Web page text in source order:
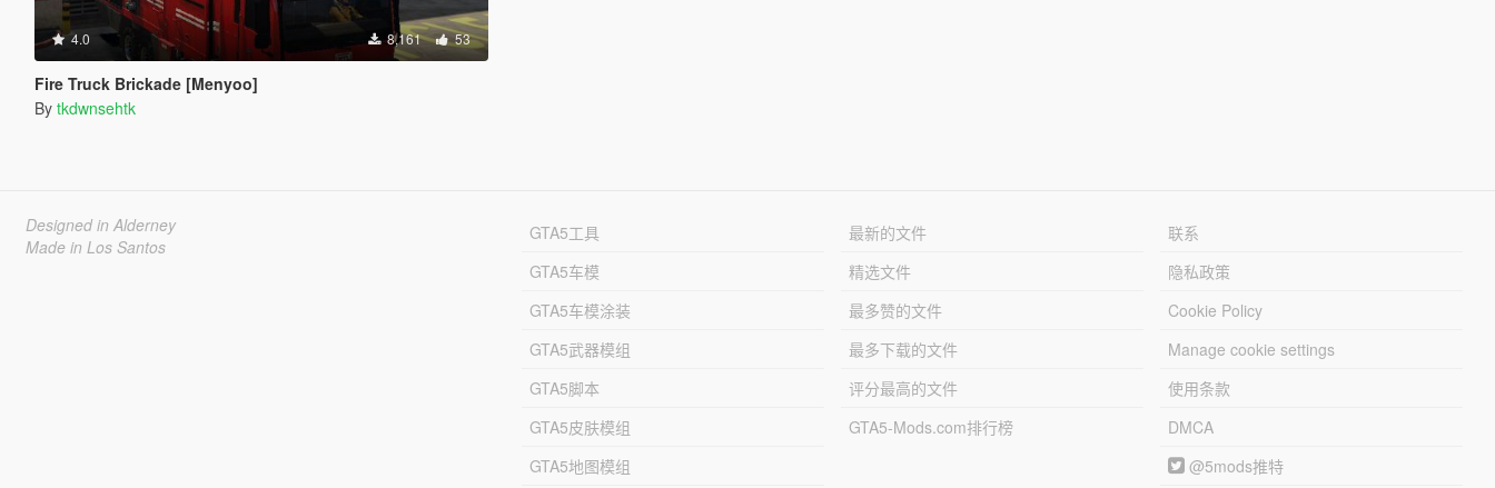
4.0 8,161 53
Fire Truck Brickade [Menyoo]
By tkdwnsehtk
Designed in Alderney
Made in Los Santos
GTA5工具
GTA5车模
GTA5车模涂装
GTA5武器模组
GTA5脚本
GTA5皮肤模组
GTA5地图模组
最新的文件
精选文件
最多赞的文件
最多下载的文件
评分最高的文件
GTA5-Mods.com排行榜
联系
隐私政策
Cookie Policy
Manage cookie settings
使用条款
DMCA
@5mods推特